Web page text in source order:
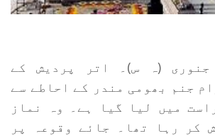
ایودھیا، 10 جنوری (ہ س)۔ اتر پردیش کے
جنم بھومی مندر کے احاطے سے
میں لیا گیا ہے۔ وہ نماز
کر رہا تھا۔ جائے وقوعہ پر